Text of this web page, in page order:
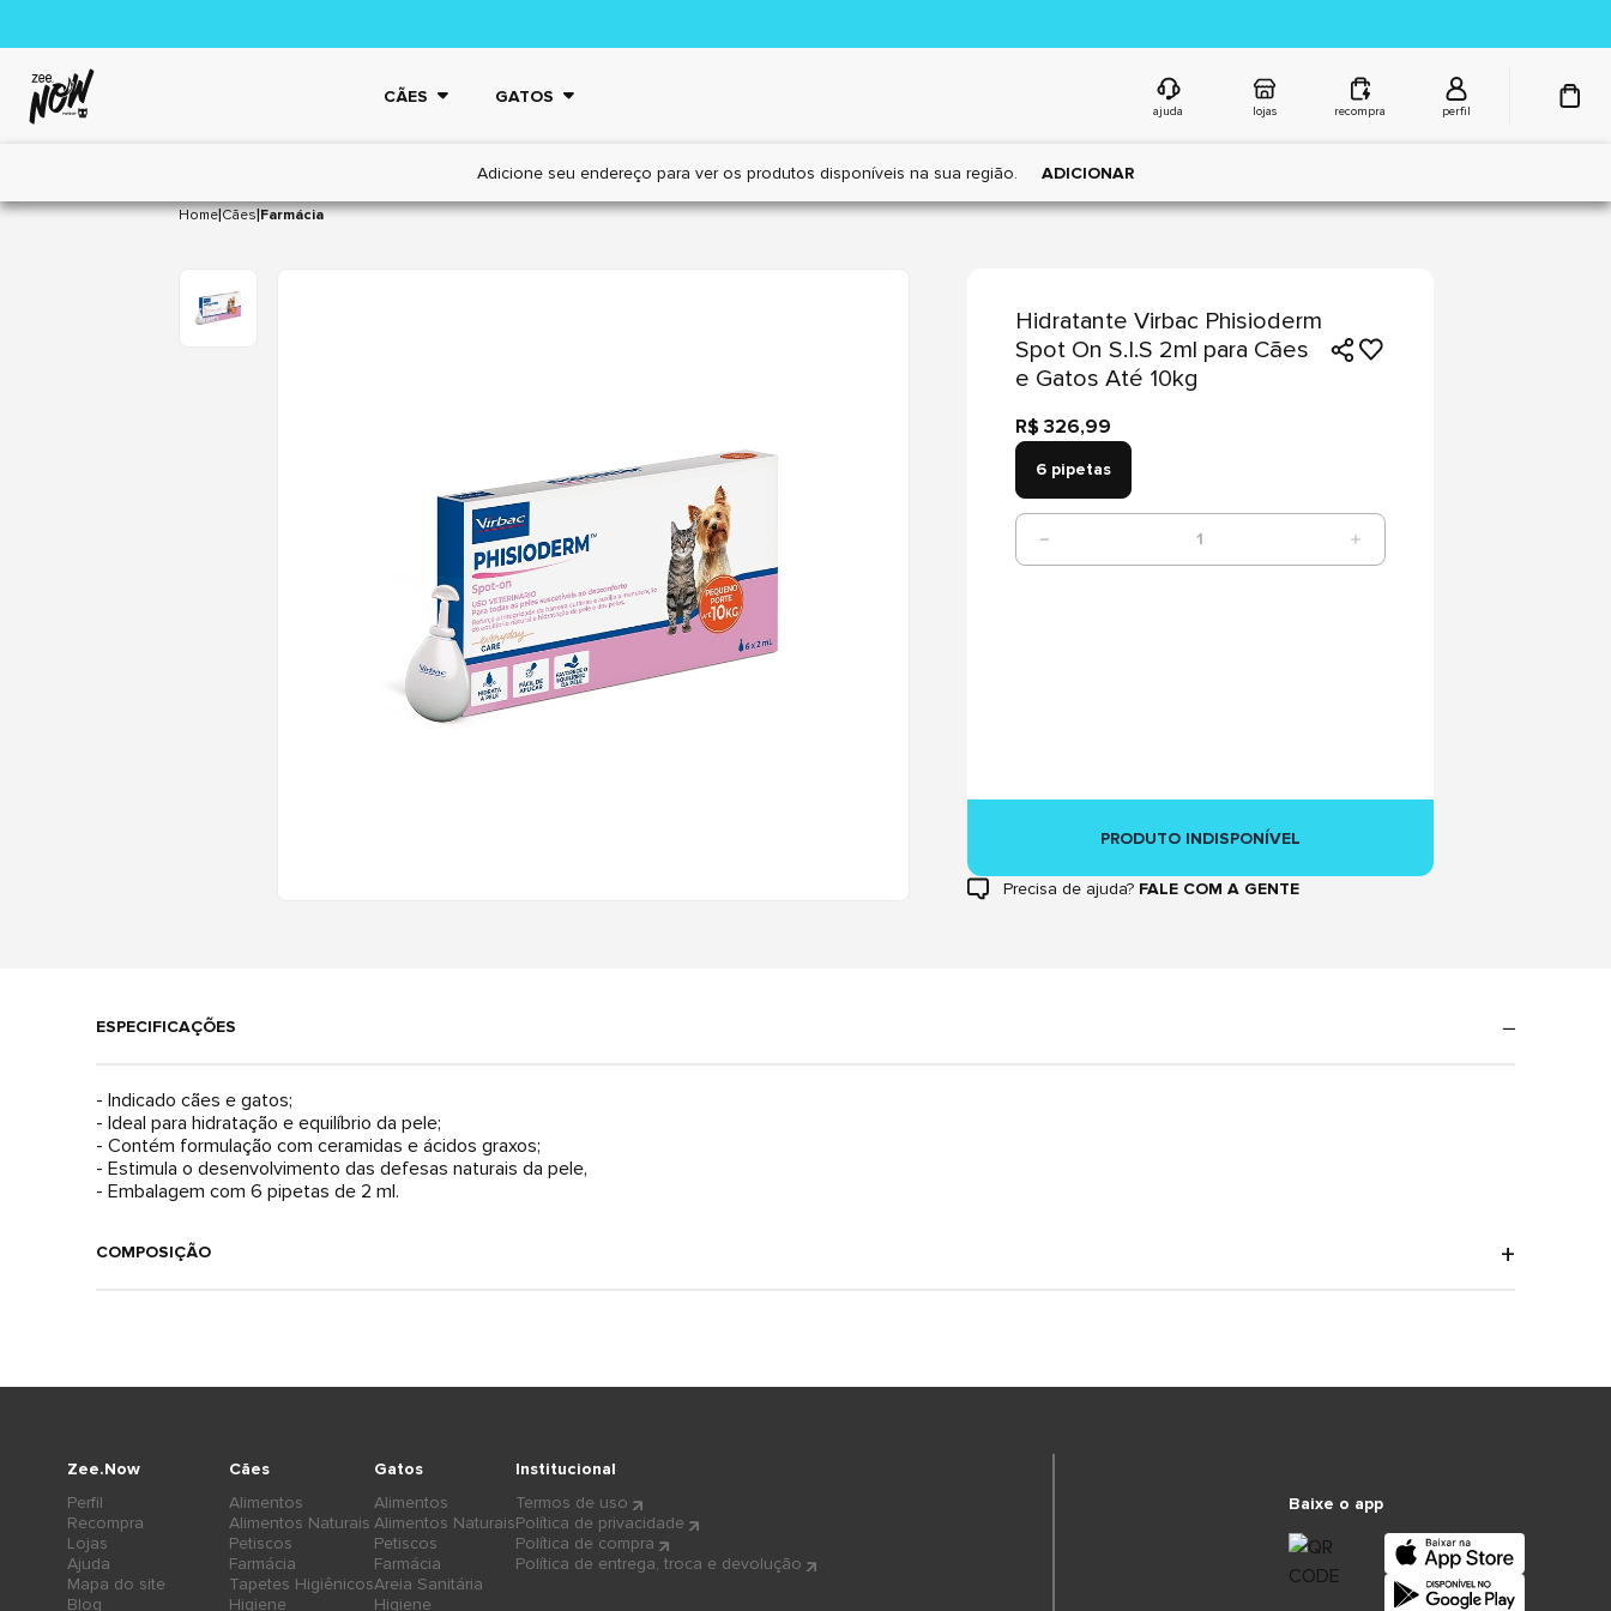
CÃES GATOS
ajuda lojas recompra perfil
Adicione seu endereço para ver os produtos disponíveis na sua região. ADICIONAR
Home|Cães|Farmácia
Hidratante Virbac Phisioderm
Spot On S.I.S 2ml para Cães
e Gatos Até 10kg
R$ 326,99
6 pipetas
1
PRODUTO INDISPONÍVEL
Precisa de ajuda? FALE COM A GENTE
ESPECIFICAÇÕES
- Indicado cães e gatos;
- Ideal para hidratação e equilíbrio da pele;
- Contém formulação com ceramidas e ácidos graxos;
- Estimula o desenvolvimento das defesas naturais da pele,
- Embalagem com 6 pipetas de 2 ml.
COMPOSIÇÃO
Cães
Alimentos
Alimentos Naturais
Petiscos
Farmácia
Tapetes Higiênicos
Higiene
Gatos
Alimentos
Alimentos Naturais
Petiscos
Farmácia
Areia Sanitária
Higiene
Zee.Now
Perfil
Recompra
Lojas
Ajuda
Mapa do site
Blog
Institucional
Termos de uso
Política de privacidade
Política de compra
Política de entrega, troca e devolução
Baixe o app